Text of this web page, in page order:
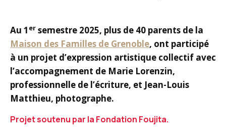
Au 1 er semestre 2025, plus de 40 parents de la
Maison des Familles de Grenoble, ont participé
à un projet d’expression artistique collectif avec
l’accompagnement de Marie Lorenzin,
professionnelle de l’écriture, et Jean-Louis
Matthieu, photographe.
Projet soutenu par la Fondation Foujita.